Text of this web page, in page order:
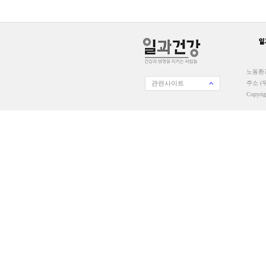
관련사이트
노동환
주소 (